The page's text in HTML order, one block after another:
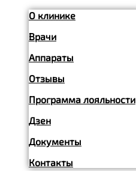
О клинике
Врачи
Аппараты
Отзывы
Программа лояльности
Дзен
Документы
Контакты